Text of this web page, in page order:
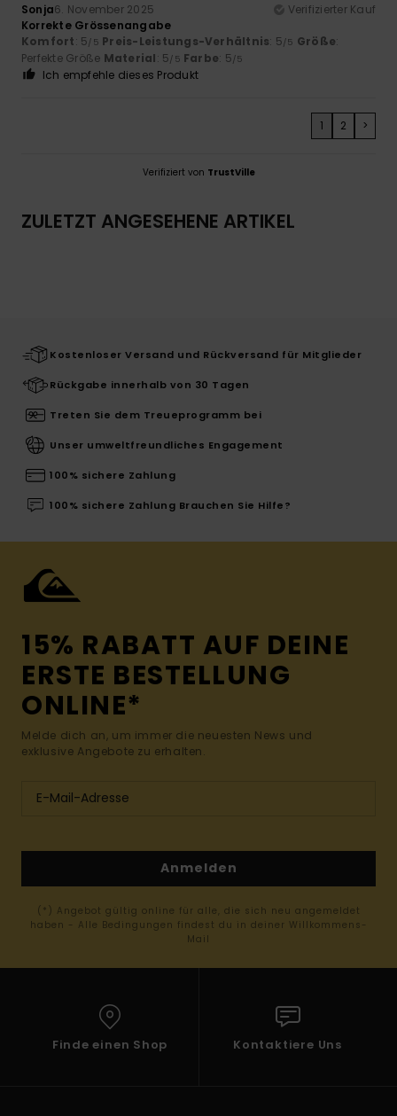
Sonja6. November 2025
Verifizierter Kauf
Korrekte Grössenangabe
Komfort: 5/5 Preis-Leistungs-Verhältnis: 5/5 Größe:
Perfekte Größe Material: 5/5 Farbe: 5/5
Ich empfehle dieses Produkt
1 2 >
Verifiziert von TrustVille
ZULETZT ANGESEHENE ARTIKEL
Kostenloser Versand und Rückversand für Mitglieder
Rückgabe innerhalb von 30 Tagen
Treten Sie dem Treueprogramm bei
Unser umweltfreundliches Engagement
100% sichere Zahlung
100% sichere Zahlung Brauchen Sie Hilfe?
15% RABATT AUF DEINE
ERSTE BESTELLUNG
ONLINE*
Melde dich an, um immer die neuesten News und
exklusive Angebote zu erhalten.
Anmelden
(*) Angebot gültig online für alle, die sich neu angemeldet
haben - Alle Bedingungen findest du in deiner Willkommens-
Mail
Finde einen Shop Kontaktiere Uns